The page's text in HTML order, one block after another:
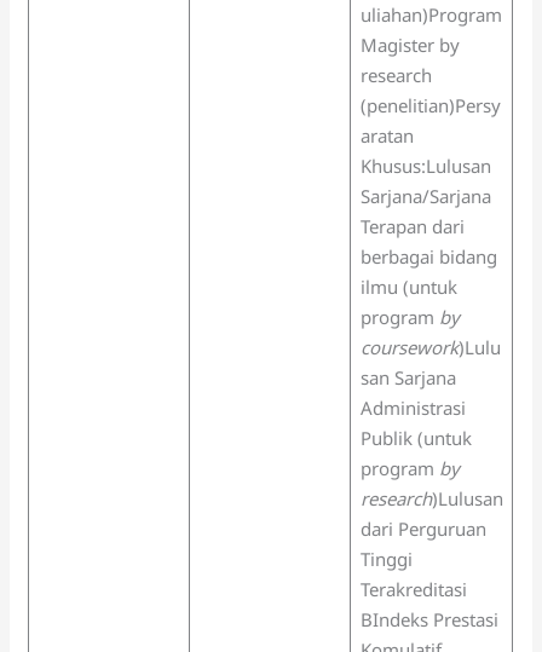
uliahan)Program
Magister by
research
(penelitian)Persy
aratan
Khusus:Lulusan
Sarjana/Sarjana
Terapan dari
berbagai bidang
ilmu (untuk
program by
coursework)Lulu
san Sarjana
Administrasi
Publik (untuk
program by
research)Lulusan
dari Perguruan
Tinggi
Terakreditasi
BIndeks Prestasi